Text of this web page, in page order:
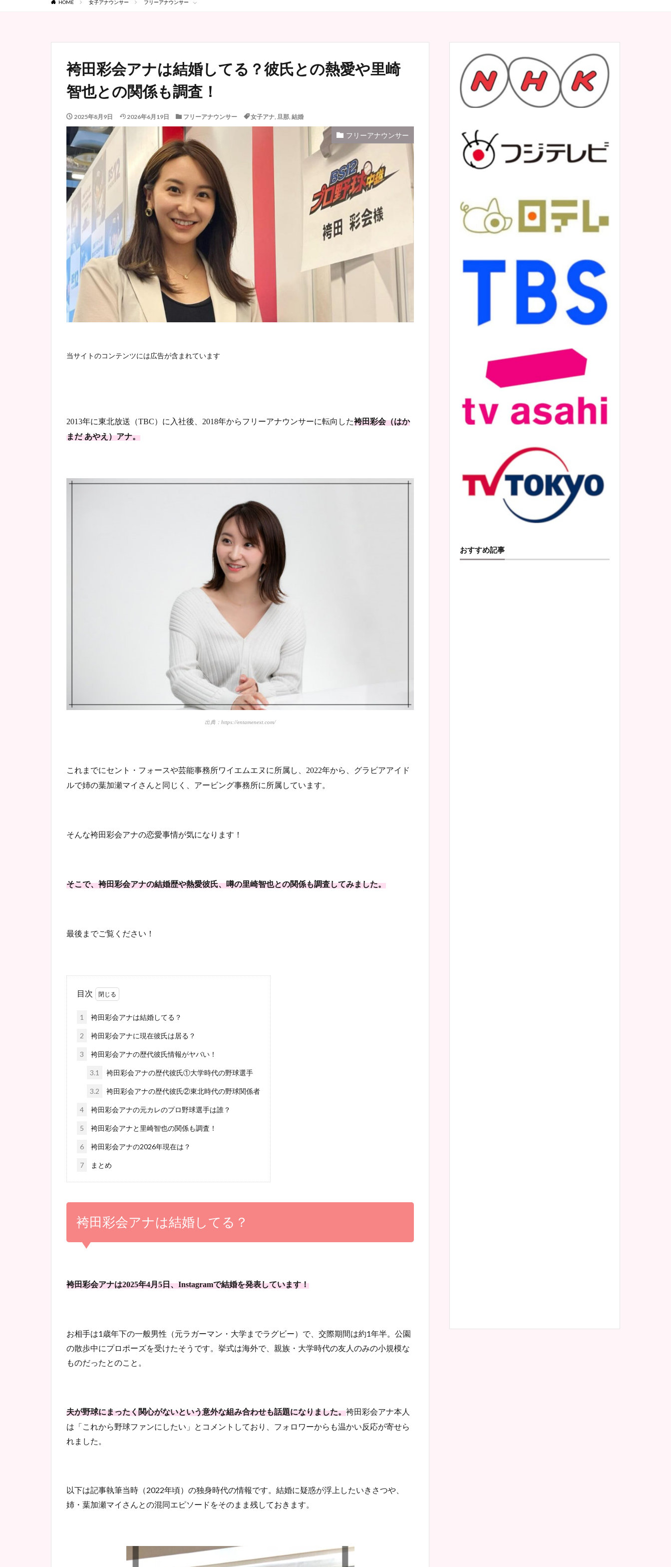
HOME 女子アナウンサー フリーアナウンサー
袴田彩会アナは結婚してる？彼氏との熱愛や里崎
智也との関係も調査！
2025年8月9日 2026年6月19日 フリーアナウンサー 女子アナ, 旦那, 結婚
フリーアナウンサー
当サイトのコンテンツには広告が含まれています
2013年に東北放送（TBC）に入社後、2018年からフリーアナウンサーに転向した袴田彩会（はか
まだ あやえ）アナ。
出典：https://entamenext.com/
これまでにセント・フォースや芸能事務所ワイエムエヌに所属し、2022年から、グラビアアイド
ルで姉の葉加瀬マイさんと同じく、アービング事務所に所属しています。
そんな袴田彩会アナの恋愛事情が気になります！
そこで、袴田彩会アナの結婚歴や熱愛彼氏、噂の里崎智也との関係も調査してみました。
最後までご覧ください！
目次
1 袴田彩会アナは結婚してる？
2 袴田彩会アナに現在彼氏は居る？
3 袴田彩会アナの歴代彼氏情報がヤバい！
3.1 袴田彩会アナの歴代彼氏①大学時代の野球選手
3.2 袴田彩会アナの歴代彼氏②東北時代の野球関係者
4 袴田彩会アナの元カレのプロ野球選手は誰？
5 袴田彩会アナと里崎智也の関係も調査！
6 袴田彩会アナの2026年現在は？
7 まとめ
袴田彩会アナは結婚してる？
袴田彩会アナは2025年4月5日、Instagramで結婚を発表しています！
お相手は1歳年下の一般男性（元ラガーマン・大学までラグビー）で、交際期間は約1年半。公園
の散歩中にプロポーズを受けたそうです。挙式は海外で、親族・大学時代の友人のみの小規模な
ものだったとのこと。
夫が野球にまったく関心がないという意外な組み合わせも話題になりました。袴田彩会アナ本人
は「これから野球ファンにしたい」とコメントしており、フォロワーからも温かい反応が寄せら
れました。
以下は記事執筆当時（2022年頃）の独身時代の情報です。結婚に疑惑が浮上したいきさつや、
姉・葉加瀬マイさんとの混同エピソードをそのまま残しておきます。
おすすめ記事